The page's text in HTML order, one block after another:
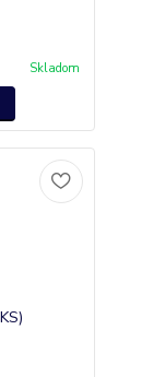
Skladom